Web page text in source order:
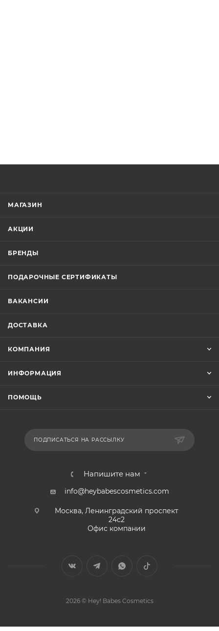
МАГАЗИН
АКЦИИ
БРЕНДЫ
ПОДАРОЧНЫЕ СЕРТИФИКАТЫ
ВАКАНСИИ
ДОСТАВКА
КОМПАНИЯ
ИНФОРМАЦИЯ
ПОМОЩЬ
ПОДПИСАТЬСЯ НА РАССЫЛКУ
Напишите нам
info@heybabescosmetics.com
Москва, Ленинградский проспект
24с2
Офис компании
2026 © Hey! Babes Cosmetics